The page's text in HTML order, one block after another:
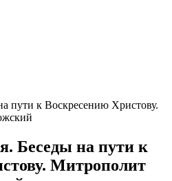
пути к Воскресению Христову.
Беседы на пути к
Митрополит